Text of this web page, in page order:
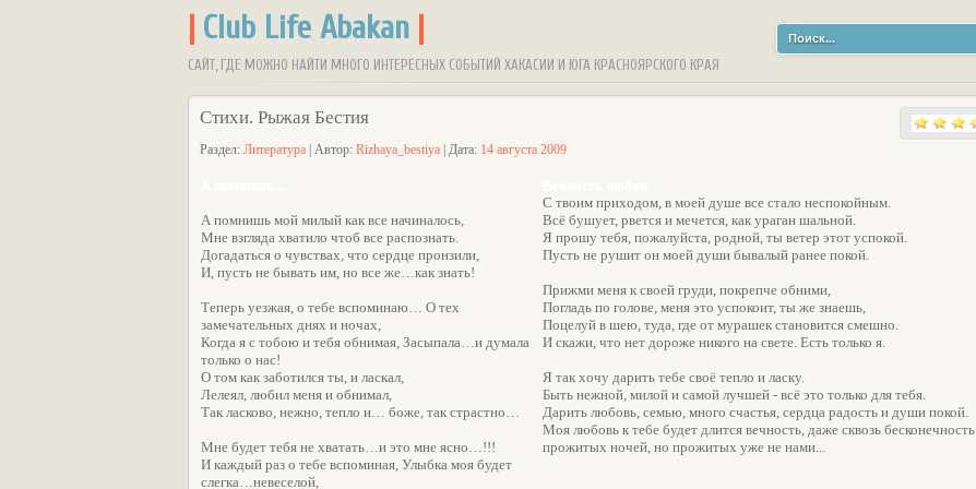
Club Life Abakan
САЙТ, ГДЕ МОЖНО НАЙТИ МНОГО ИНТЕРЕСНЫХ СОБЫТИЙ ХАКАСИИ И ЮГА КРАСНОЯРСКОГО КРАЯ
Стихи. Рыжая Бестия
Раздел: Литература | Автор: Rizhaya_bestiya | Дата: 14 августа 2009
А помнишь мой милый как все начиналось,
Мне взгляда хватило чтоб все распознать.
Догадаться о чувствах, что сердце пронзили,
И, пусть не бывать им, но все же…как знать!
Теперь уезжая, о тебе вспоминаю… О тех
замечательных днях и ночах,
Когда я с тобою и тебя обнимая, Засыпала…и думала
только о нас!
О том как заботился ты, и ласкал,
Лелеял, любил меня и обнимал,
Так ласково, нежно, тепло и… боже, так страстно…
Мне будет тебя не хватать…и это мне ясно…!!!
И каждый раз о тебе вспоминая, Улыбка моя будет
слегка…невеселой,
С твоим приходом, в моей душе все стало неспокойным.
Всё бушует, рвется и мечется, как ураган шальной.
Я прошу тебя, пожалуйста, родной, ты ветер этот успокой.
Пусть не рушит он моей души бывалый ранее покой.
Прижми меня к своей груди, покрепче обними,
Погладь по голове, меня это успокоит, ты же знаешь,
Поцелуй в шею, туда, где от мурашек становится смешно.
И скажи, что нет дороже никого на свете. Есть только я.
Я так хочу дарить тебе своё тепло и ласку.
Быть нежной, милой и самой лучшей - всё это только для тебя.
Дарить любовь, семью, много счастья, сердца радость и души покой.
Моя любовь к тебе будет длится вечность, даже сквозь бесконечность
прожитых ночей, но прожитых уже не нами...